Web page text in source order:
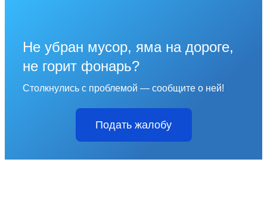
Не убран мусор, яма на дороге,
не горит фонарь?
Столкнулись с проблемой — сообщите о ней!
Подать жалобу